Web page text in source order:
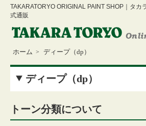
TAKARATORYO ORIGINAL PAINT SHOP｜タカ
式通販
ホーム > ディープ（dp）
ディープ（dp）
トーン分類について